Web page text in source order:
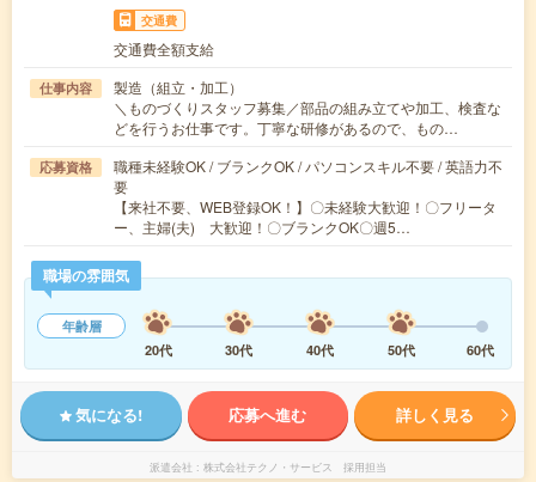
交通費
交通費全額支給
仕事内容
製造（組立・加工）
＼ものづくりスタッフ募集／部品の組み立てや加工、検査な
どを行うお仕事です。丁寧な研修があるので、もの…
応募資格
職種未経験OK / ブランクOK / パソコンスキル不要 / 英語力不
要
【来社不要、WEB登録OK！】〇未経験大歓迎！〇フリータ
ー、主婦(夫) 大歓迎！〇ブランクOK〇週5…
職場の雰囲気
年齢層
20代
30代 40代 50代 60代
気になる! 応募へ進む 詳しく見る
派遣会社 株式会社テクノ・サービス 採用担当